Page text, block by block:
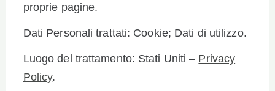
proprie pagine.
Dati Personali trattati: Cookie; Dati di utilizzo.
Luogo del trattamento: Stati Uniti – Privacy
Policy.